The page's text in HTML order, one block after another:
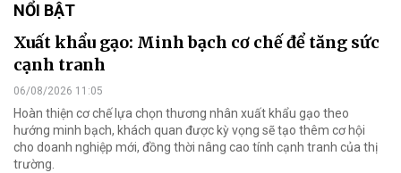
NỔI BẬT
Xuất khẩu gạo: Minh bạch cơ chế để tăng sức
cạnh tranh
06/08/2026 11:05
Hoàn thiện cơ chế lựa chọn thương nhân xuất khẩu gạo theo
hướng minh bạch, khách quan được kỳ vọng sẽ tạo thêm cơ hội
cho doanh nghiệp mới, đồng thời nâng cao tính cạnh tranh của thị
trường.